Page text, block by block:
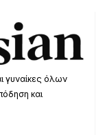
γυναίκες όλων
και